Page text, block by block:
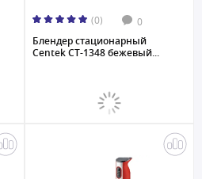
(0) 0
Блендер стационарный
Centek CT-1348 бежевый...